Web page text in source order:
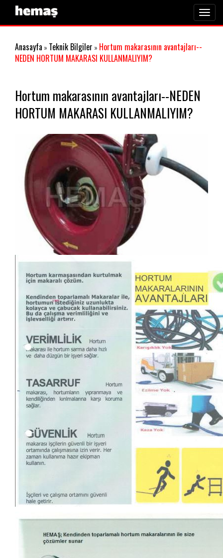
Anasayfa » Teknik Bilgiler » Hortum makarasının avantajları--
NEDEN HORTUM MAKARASI KULLANMALIYIM?
Hortum makarasının avantajları--NEDEN
HORTUM MAKARASI KULLANMALIYIM?